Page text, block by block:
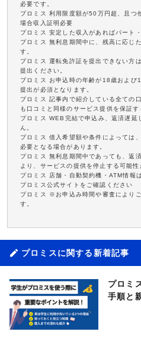
必要です。
プロミス 利用限度額が50万円超、且つ
場合収入証明必要
プロミス 安定した収入があればパート
プロミス 無利息期間中に、残高に応じ
す。
プロミス 運転免許証を提出できない方
提出ください。
プロミス お申込時の年齢が18歳および
提出が必須となります。
プロミス 記事内で紹介している全ての
も口コミと同様のサービス提供を保証す
プロミス WEB完結で申込み、返済遅延
ん。
プロミス 借入希望額や条件によっては
必要となる場合があります。
プロミス 無利息期間中であっても、返
より、サービスの提供を停止する可能性
プロミス 店舗・自動契約機・ATM情報
プロミス公式サイトをご確認ください
プロミス ※お申込み時間や審査により
す。
プロミスに関する新着記事
プロミ
手順と